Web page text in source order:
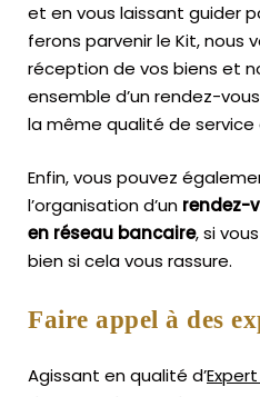
et en vous laissant guider
ferons parvenir le Kit, nous
réception de vos biens et
ensemble d’un rendez-
la même qualité de service
Enfin, vous pouvez
l’organisation d’un rendez-
en réseau bancaire, si
bien si cela vous rassure.
Faire appel à des
Agissant en qualité d’